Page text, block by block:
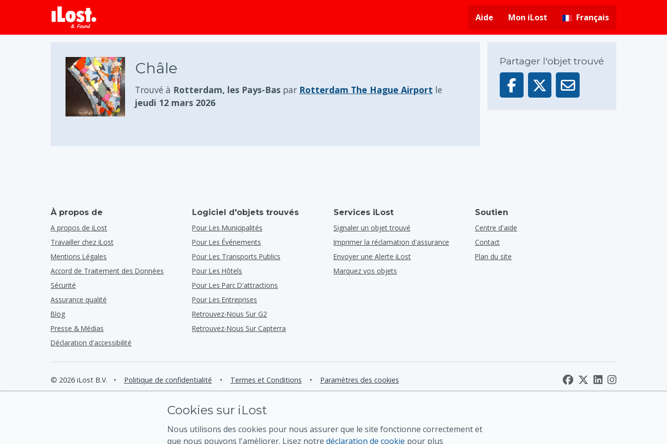
Aide
Mon iLost Français
Châle
Trouvé à Rotterdam, les Pays-Bas par Rotterdam The Hague Airport le
jeudi 12 mars 2026
Partager l'objet trouvé
À propos de
A propos de iLost
Travailler chez iLost
Mentions Légales
Accord de Traitement des Données
Sécurité
Assurance qualité
Blog
Presse & Médias
Déclaration d'accessibilité
Logiciel d'objets trouvés
Pour Les Municipalités
Pour Les Événements
Pour Les Transports Publics
Pour Les Hôtels
Pour Les Parc D'attractions
Pour Les Entreprises
Retrouvez-Nous Sur G2
Retrouvez-Nous Sur Capterra
Services iLost
Signaler un objet trouvé
Imprimer la réclamation d'assurance
Envoyer une Alerte iLost
Marquez vos objets
Soutien
Centre d'aide
Contact
Plan du site
© 2026 iLost B.V. • Politique de confidentialité • Termes et Conditions • Paramètres des cookies
Cookies sur iLost
Nous utilisons des cookies pour nous assurer que le site fonctionne correctement et
que nous pouvons l'améliorer. Lisez notre déclaration de cookie pour plus